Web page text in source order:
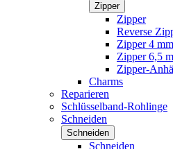
Zipper
Zipper
Reverse
Zipper 4 mm
Zipper 6,5
Zipper-
Charms
Reparieren
Schlüsselband-Rohlinge
Schneiden
Schneiden
Schneiden